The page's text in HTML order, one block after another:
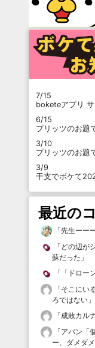
7/15
boketeアプリ
6/15
プリッツのお題
3/10
プリッツのお題
3/9
干支でボケて
最近の
「先生ーー
「 どの辺が
蘇だった 」
「 「ドロー
「そこにい
ろではない 」
「成敗カル
「アバン「
ー、ダメダ